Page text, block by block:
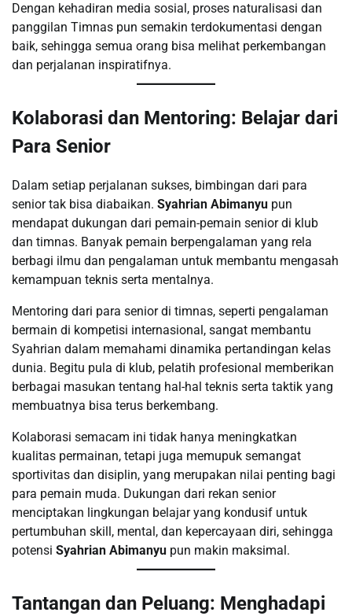
Dengan kehadiran media sosial, proses naturalisasi dan
panggilan Timnas pun semakin terdokumentasi dengan
baik, sehingga semua orang bisa melihat perkembangan
dan perjalanan inspiratifnya.
Kolaborasi dan Mentoring: Belajar dari
Para Senior
Dalam setiap perjalanan sukses, bimbingan dari para
senior tak bisa diabaikan. Syahrian Abimanyu pun
mendapat dukungan dari pemain-pemain senior di klub
dan timnas. Banyak pemain berpengalaman yang rela
berbagi ilmu dan pengalaman untuk membantu mengasah
kemampuan teknis serta mentalnya.
Mentoring dari para senior di timnas, seperti pengalaman
bermain di kompetisi internasional, sangat membantu
Syahrian dalam memahami dinamika pertandingan kelas
dunia. Begitu pula di klub, pelatih profesional memberikan
berbagai masukan tentang hal-hal teknis serta taktik yang
membuatnya bisa terus berkembang.
Kolaborasi semacam ini tidak hanya meningkatkan
kualitas permainan, tetapi juga memupuk semangat
sportivitas dan disiplin, yang merupakan nilai penting bagi
para pemain muda. Dukungan dari rekan senior
menciptakan lingkungan belajar yang kondusif untuk
pertumbuhan skill, mental, dan kepercayaan diri, sehingga
potensi Syahrian Abimanyu pun makin maksimal.
Tantangan dan Peluang: Menghadapi